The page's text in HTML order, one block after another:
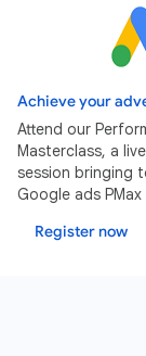
Achieve your
Attend our
Masterclass, a
session bringing
Google ads
Register now